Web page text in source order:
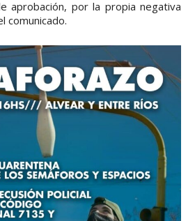
aprobación, por la propia negativa
comunicado.